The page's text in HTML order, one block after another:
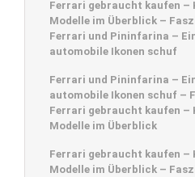
Ferrari gebraucht kaufen –
Modelle im Überblick –
Ferrari und Pininfarina –
automobile Ikonen schuf
Ferrari und Pininfarina –
automobile Ikonen schuf –
Ferrari gebraucht kaufen –
Modelle im Überblick
Ferrari gebraucht kaufen –
Modelle im Überblick –